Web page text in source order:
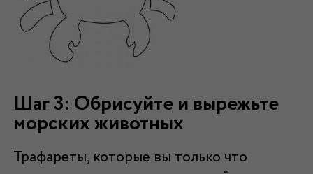
Шаг 3: Обрисуйте и вырежьте
морских животных
Трафареты, которые вы только что